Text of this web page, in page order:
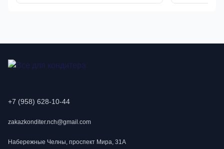
+7 (958) 628-10-44
zakazkonditer.nch@gmail.com
Набережные Челны, проспект Мира, 31А